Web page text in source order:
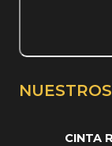
CINTA